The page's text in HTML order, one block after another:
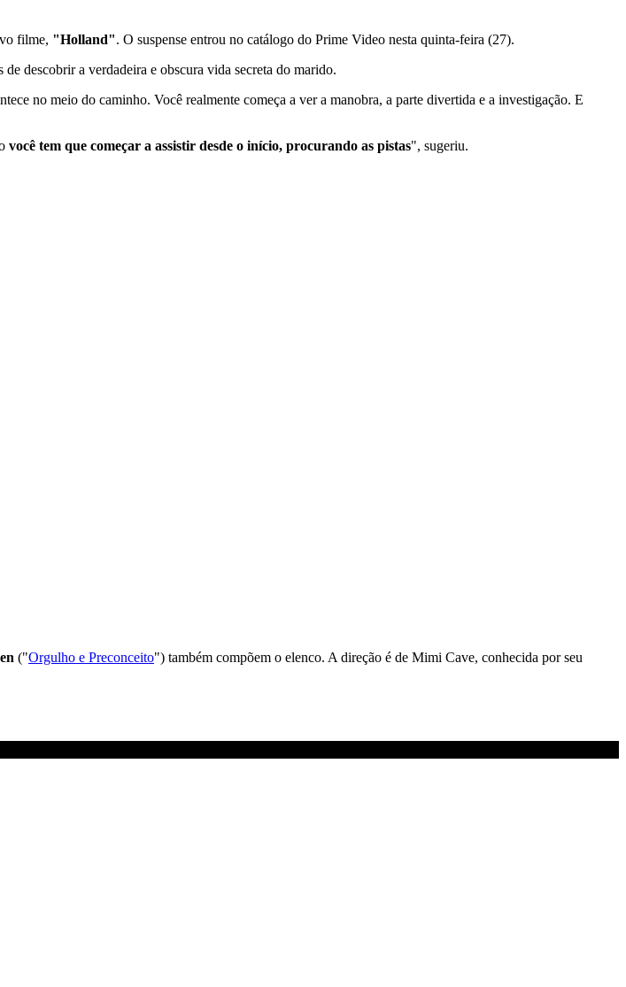
filme, "Holland". O suspense entrou no catálogo do Prime Video nesta quinta-feira (27).
descobrir a verdadeira e obscura vida secreta do marido.
no meio do caminho. Você realmente começa a ver a manobra, a parte divertida e a investigação. E
você tem que começar a assistir desde o início, procurando as pistas", sugeriu.
("Orgulho e Preconceito") também compõem o elenco. A direção é de Mimi Cave, conhecida por seu